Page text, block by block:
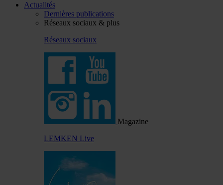
Actualités
Dernières publications
Réseaux sociaux & plus
Réseaux sociaux
Magazine
LEMKEN Live